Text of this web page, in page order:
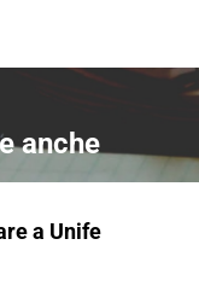
anche
a Unife